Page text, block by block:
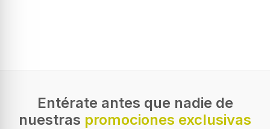
Negro, Acero inoxidable
Longitud del cable
Entérate antes que nadie de
nuestras promociones exclusivas